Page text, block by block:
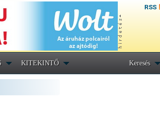
RSS
KITEKINTŐ Keresés